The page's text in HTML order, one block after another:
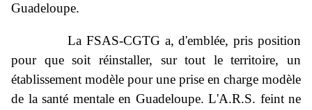
Guadeloupe.
La FSAS-CGTG a, d'emblée, pris position
pour que soit réinstaller, sur tout le territoire, un
établissement modèle pour une prise en charge modèle
de la santé mentale en Guadeloupe. L'A.R.S. feint ne